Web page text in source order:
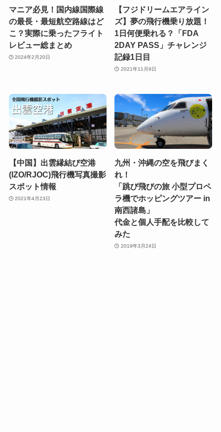
マニア必見！国内線国際線
の最長・最短航空路線はど
こ？実際に乗ったフライト
レビュー総まとめ
2024年2月20日
【フジドリームエアライン
ズ】夢の飛行機乗り放題！
1日何便乗れる？「FDA
2DAY PASS」チャレンジ
記録1日目
2021年11月9日
【中国】出雲縁結び空港
(IZO/RJOC)飛行機写真撮影
スポット情報
2021年4月23日
九州・沖縄の空を飛びまく
れ！
「跳び飛びの旅 小型プロペ
ラ機でホッピングツアー in
南西諸島」
代金と個人手配を比較して
みた
2019年3月24日